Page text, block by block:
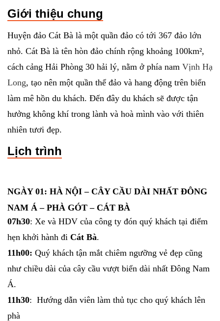
Giới thiệu chung
Huyện đảo Cát Bà là một quần đảo có tới 367 đảo lớn
nhỏ. Cát Bà là tên hòn đảo chính rộng khoảng 100km²,
cách cảng Hải Phòng 30 hải lý, nằm ở phía nam Vịnh Hạ
Long, tạo nên một quần thể đảo và hang động trên biển
làm mê hồn du khách. Đến đây du khách sẽ được tận
hưởng không khí trong lành và hoà mình vào với thiên
nhiên tươi đẹp.
Lịch trình
NGÀY 01: HÀ NỘI – CÂY CẦU DÀI NHẤT ĐÔNG
NAM Á – PHÀ GÓT – CÁT BÀ
07h30: Xe và HDV của công ty đón quý khách tại điểm
hẹn khởi hành đi Cát Bà.
11h00: Quý khách tận mắt chiêm ngưỡng vẻ đẹp cũng
như chiều dài của cây cầu vượt biển dài nhất Đông Nam
Á.
11h30: Hướng dẫn viên làm thủ tục cho quý khách lên
phà